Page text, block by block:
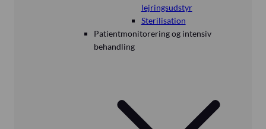
lejringsudstyr
Sterilisation
Patientmonitorering og intensiv
behandling